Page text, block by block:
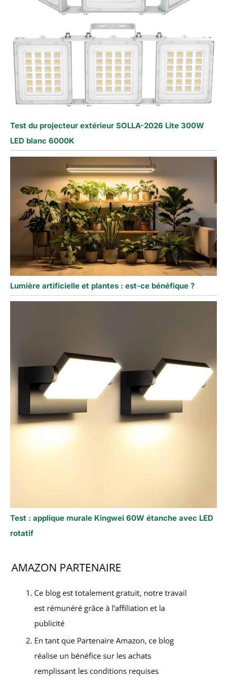
Test du projecteur extérieur SOLLA-2026 Lite 300W
LED blanc 6000K
Lumière artificielle et plantes : est-ce bénéfique ?
Test : applique murale Kingwei 60W étanche avec LED
rotatif